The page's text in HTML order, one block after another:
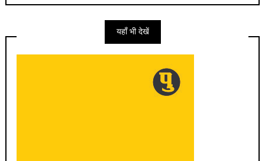
यहाँ भी देखें